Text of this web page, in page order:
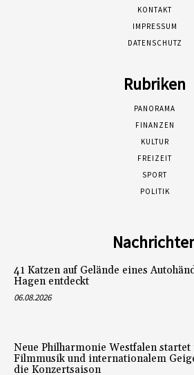
KONTAKT
IMPRESSUM
DATENSCHUTZ
Rubriken
PANORAMA
FINANZEN
KULTUR
FREIZEIT
SPORT
POLITIK
41 Katzen auf Gelände eines
Hagen entdeckt
06.08.2026
Neue Philharmonie Westfalen
Filmmusik und internationalem
die Konzertsaison